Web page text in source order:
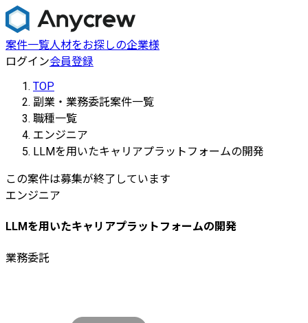
案件一覧人材をお探しの企業様
ログイン会員登録
TOP
副業・業務委託案件一覧
職種一覧
エンジニア
LLMを用いたキャリアプラットフォームの開発
この案件は募集が終了しています
エンジニア
LLMを用いたキャリアプラットフォームの開発
業務委託